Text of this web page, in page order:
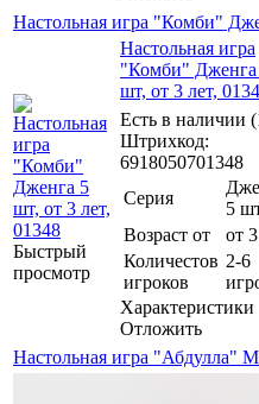
Настольная игра "Комби"
Быстрый
просмотр
Настольная игра
"Комби" Дженга
шт, от 3 лет,
Есть в наличии
Штрихкод:
6918050701348
Серия
5
Возраст от
от
Количестов
игроков
2-6
Характеристики
Отложить
Настольная игра "Абдулла"